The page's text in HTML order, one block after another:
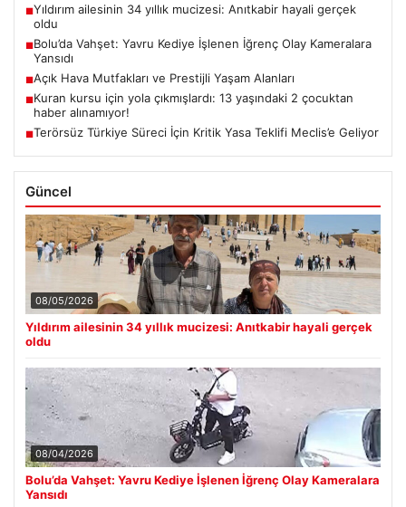
■Yıldırım ailesinin 34 yıllık mucizesi: Anıtkabir hayali gerçek
oldu
■Bolu’da Vahşet: Yavru Kediye İşlenen İğrenç Olay Kameralara
Yansıdı
■Açık Hava Mutfakları ve Prestijli Yaşam Alanları
■Kuran kursu için yola çıkmışlardı: 13 yaşındaki 2 çocuktan
haber alınamıyor!
■Terörsüz Türkiye Süreci İçin Kritik Yasa Teklifi Meclis’e Geliyor
Güncel
08/05/2026
Yıldırım ailesinin 34 yıllık mucizesi: Anıtkabir hayali gerçek
oldu
08/04/2026
Bolu’da Vahşet: Yavru Kediye İşlenen İğrenç Olay Kameralara
Yansıdı